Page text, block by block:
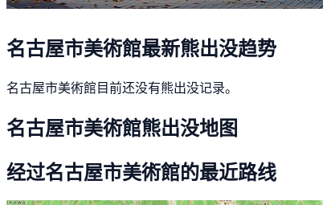
名古屋市美術館最新熊出没趋势
名古屋市美術館目前还没有熊出没记录。
名古屋市美術館熊出没地图
经过名古屋市美術館的最近路线